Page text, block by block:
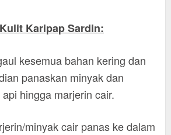
Karipap Sardin:
kesemua bahan kering dan
panaskan minyak dan
hingga marjerin cair.
minyak cair panas ke dalam